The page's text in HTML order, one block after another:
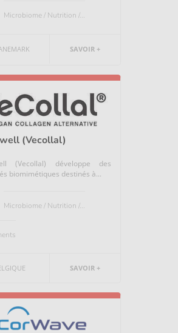
Microbiome / Nutrition /...
SAVOIR +
(Vecollal)
(Vecollal) développe des
biomimétiques destinés à...
Microbiome / Nutrition /...
SAVOIR +